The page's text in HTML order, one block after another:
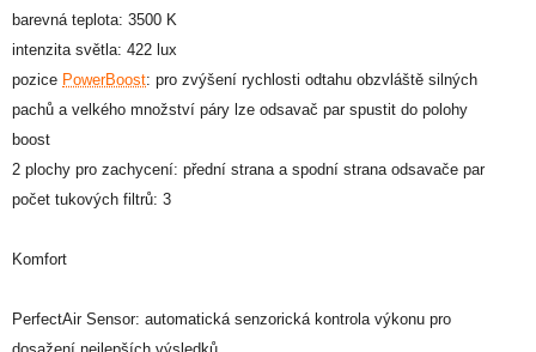
barevná teplota: 3500 K
intenzita světla: 422 lux
pozice PowerBoost: pro zvýšení rychlosti odtahu obzvláště silných
pachů a velkého množství páry lze odsavač par spustit do polohy
boost
2 plochy pro zachycení: přední strana a spodní strana odsavače par
počet tukových filtrů: 3
Komfort
PerfectAir Sensor: automatická senzorická kontrola výkonu pro